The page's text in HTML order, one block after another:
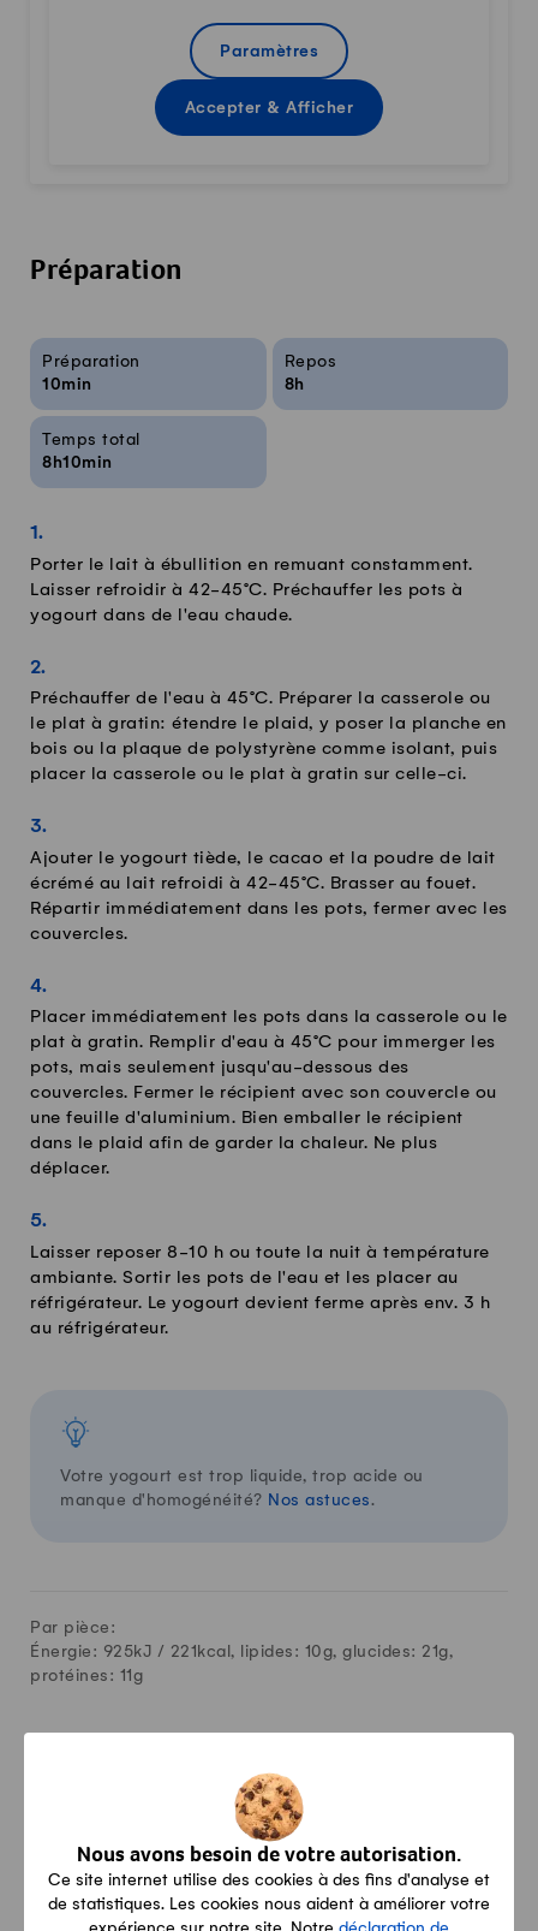
Nous avons besoin de votre autorisation.
Ce site internet utilise des cookies à des fins d'analyse et
de statistiques. Les cookies nous aident à améliorer votre
Paramètres
Accepter & Afficher
Préparation
Infos sur la recette
Préparation
10min
Repos
8h
Temps total
8h10min
Porter le lait à ébullition en remuant constamment.
Laisser refroidir à 42-45°C. Préchauffer les pots à
yogourt dans de l'eau chaude.
Préchauffer de l'eau à 45°C. Préparer la casserole ou
le plat à gratin: étendre le plaid, y poser la planche en
bois ou la plaque de polystyrène comme isolant, puis
placer la casserole ou le plat à gratin sur celle-ci.
Ajouter le yogourt tiède, le cacao et la poudre de lait
écrémé au lait refroidi à 42-45°C. Brasser au fouet.
Répartir immédiatement dans les pots, fermer avec les
couvercles.
Placer immédiatement les pots dans la casserole ou le
plat à gratin. Remplir d'eau à 45°C pour immerger les
pots, mais seulement jusqu'au-dessous des
couvercles. Fermer le récipient avec son couvercle ou
une feuille d'aluminium. Bien emballer le récipient
dans le plaid afin de garder la chaleur. Ne plus
déplacer.
Laisser reposer 8-10 h ou toute la nuit à température
ambiante. Sortir les pots de l'eau et les placer au
réfrigérateur. Le yogourt devient ferme après env. 3 h
au réfrigérateur.
Votre yogourt est trop liquide, trop acide ou
manque d'homogénéité? Nos astuces.
Par pièce:
Énergie: 925kJ / 221 kcal, lipides: 10g, glucides: 21g,
protéines: 11 g
Comment faire du yogourt maison? |
Tuto cuisine | Swissmilk (2020)